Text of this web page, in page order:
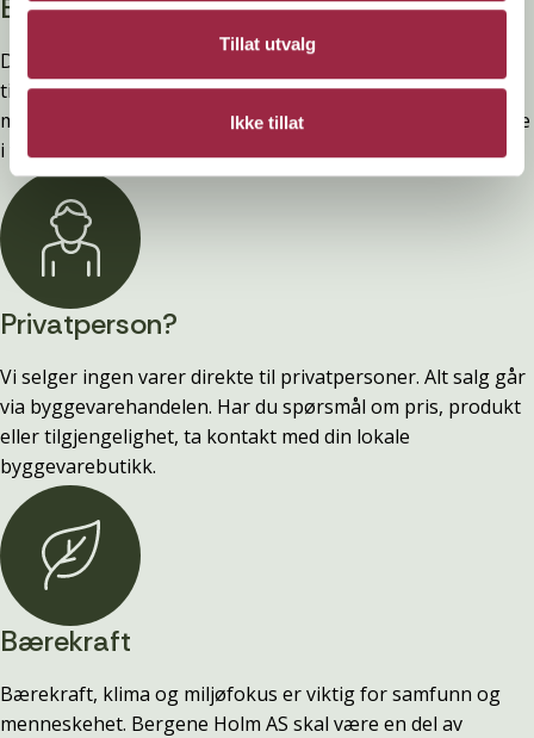
Tillat utvalg
Ikke tillat
Denne kledninger er testet, dokumentert, godkjent og
tilfredsstiller preakseptert ytelse for brann (D-s2,d0) ved
montering. Ytelsen opprettholdes ved å følge anvisningene
i våre FDV-er.
Privatperson?
Vi selger ingen varer direkte til privatpersoner. Alt salg går
via byggevarehandelen. Har du spørsmål om pris, produkt
eller tilgjengelighet, ta kontakt med din lokale
byggevarebutikk.
Bærekraft
Bærekraft, klima og miljøfokus er viktig for samfunn og
menneskehet. Bergene Holm AS skal være en del av